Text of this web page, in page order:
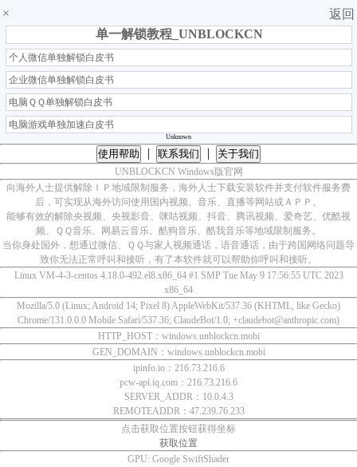
×
返回
单一解锁教程_UNBLOCKCN
个人微信单独解锁白皮书
企业微信单独解锁白皮书
电脑ＱＱ单独解锁白皮书
电脑游戏单独加速白皮书
Unknown
使用帮助 联系我们 关于我们
UNBLOCKCN Windows版官网
向海外人士提供解除ＩＰ地域限制服务，海外人士下载安装软件并支付软件服务费
后，可实现从海外访问使用国内视频、音乐、直播等网站或ＡＰＰ。
能够有效的解除央视频、央视影音、咪咕视频、抖音、腾讯视频、爱奇艺、优酷视
频、ＱＱ音乐、网易云音乐、酷狗音乐、酷我音乐等地域限制服务。
当你身处国外，想通过微信、ＱＱ与家人视频通话，语音通话，由于跨国网络问题导
致你无法正常呼叫和接听，有了本软件就可以帮助你呼叫和接听。
Linux VM-4-3-centos 4.18.0-492.el8.x86_64 #1 SMP Tue May 9 17:56:55 UTC 2023
x86_64
Mozilla/5.0 (Linux; Android 14; Pixel 8) AppleWebKit/537.36 (KHTML, like Gecko)
Chrome/131.0.0.0 Mobile Safari/537.36; ClaudeBot/1.0; +claudebot@anthropic.com)
HTTP_HOST：windows.unblockcn.mobi
GEN_DOMAIN：windows.unblockcn.mobi
ipinfo.io：216.73.216.6
pcw-api.iq.com：216.73.216.6
SERVER_ADDR：10.0.4.3
REMOTEADDR：47.239.76.233
点击获取位置按钮获得坐标
获取位置
GPU: Google SwiftShader